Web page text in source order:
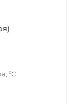
°С